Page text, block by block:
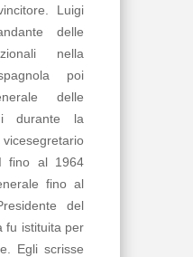
Luigi
delle
nella
poi
delle
durante la
fino al 1964
fino al
del
fu istituita per
Egli scrisse